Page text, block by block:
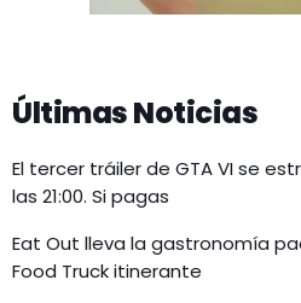
Últimas Noticias
El tercer tráiler de GTA VI se
las 21:00. Si pagas
Eat Out lleva la gastronomía
Food Truck itinerante